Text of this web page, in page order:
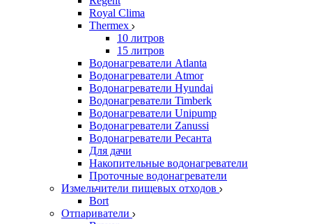
Royal Clima
Thermex
10 литров
15 литров
Водонагреватели Atlanta
Водонагреватели Atmor
Водонагреватели Hyundai
Водонагреватели Timberk
Водонагреватели Unipump
Водонагреватели Zanussi
Водонагреватели Ресанта
Для дачи
Накопительные водонагреватели
Проточные водонагреватели
Измельчители пищевых отходов
Bort
Отпариватели